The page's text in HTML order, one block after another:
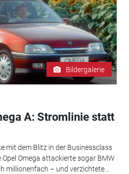
Bildergalerie
A: Stromlinie statt
mit dem Blitz in der Businessclass
Omega attackierte sogar BMW
millionenfach – und verzichtete...